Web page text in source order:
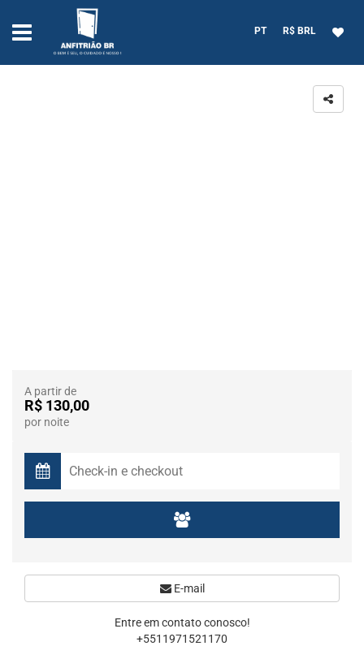
PT R$ BRL
A partir de
R$ 130,00
por noite
E-mail
Entre em contato conosco!
+5511971521170